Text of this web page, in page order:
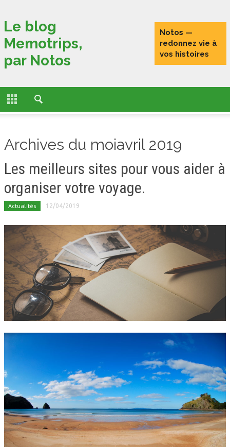
ACCUEIL
ACTUALITÉS
FONCTIONNALITÉS
L’HISTOIRE DE MEMOTRIPS
VOYAGEURS CONNECTÉS
TESTS
PORTRAITS DE VOYAGEURS
Le blog
Memotrips,
par Notos
Notos —
redonnez vie à
vos histoires
Archives du moiavril 2019
Les meilleurs sites pour vous aider à
organiser votre voyage.
Actualités 12/04/2019